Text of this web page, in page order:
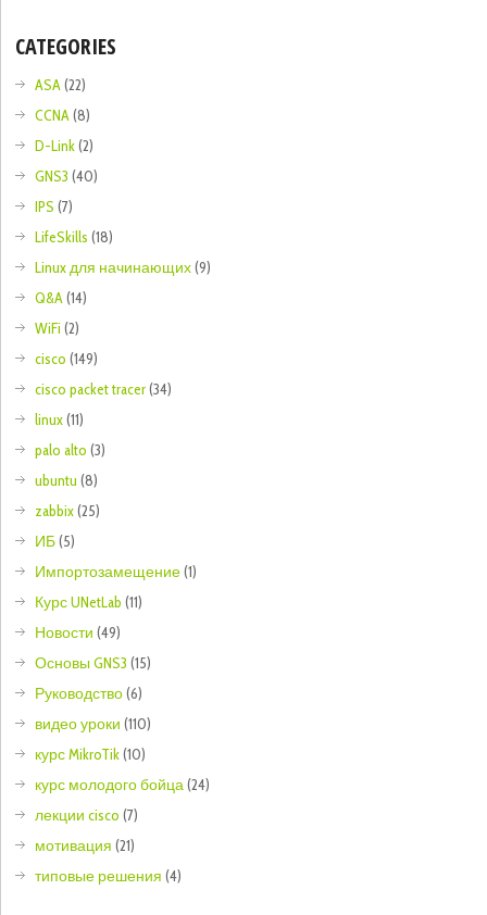
CATEGORIES
ASA(22)
CCNA(8)
D-Link(2)
GNS3 (40)
IPS (7)
LifeSkills (18)
Linux для начинающих(9)
Q&A(14)
WiFi (2)
cisco (149)
cisco packet tracer(34)
linux(11)
palo alto (3)
ubuntu (8)
zabbix(25)
ИБ(5)
Импортозамещение(1)
Курс UNetLab (11)
Новости (49)
Основы GNS3 (15)
Руководство(6)
видео уроки (110)
курс MikroTik(10)
курс молодого бойца(24)
лекции cisco (7)
мотивация (21)
типовые решения (4)